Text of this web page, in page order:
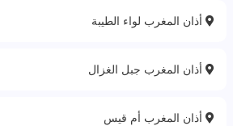
أذان المغرب لواء الطيبة
أذان المغرب جبل الغزال
أذان المغرب أم قيس